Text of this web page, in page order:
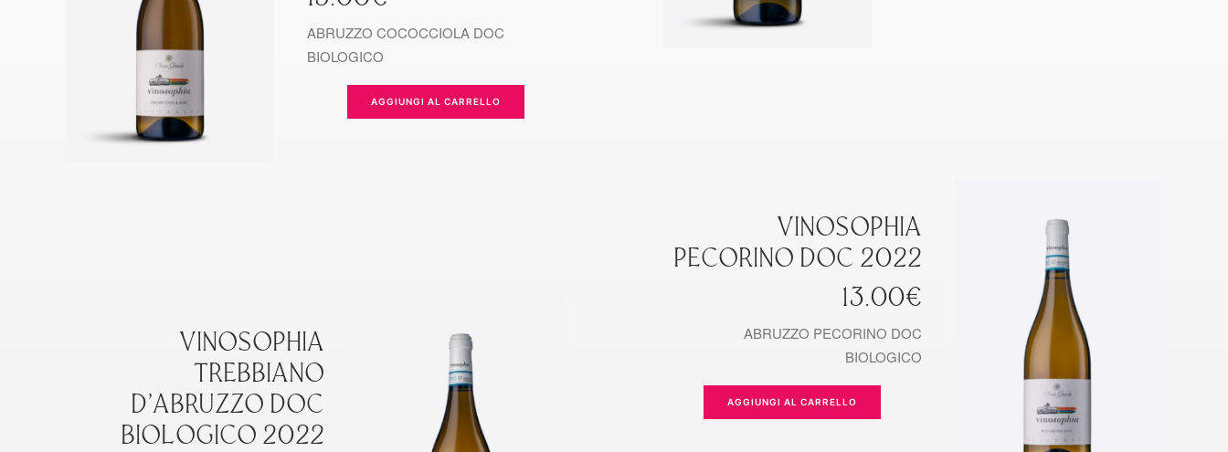
ABRUZZO COCOCCIOLA DOC
BIOLOGICO
AGGIUNGI AL CARRELLO
VINOSOPHIA
PECORINO DOC 2022
13.00€
ABRUZZO PECORINO DOC
BIOLOGICO
AGGIUNGI AL CARRELLO
VINOSOPHIA
TREBBIANO
D’ABRUZZO DOC
BIOLOGICO 2022